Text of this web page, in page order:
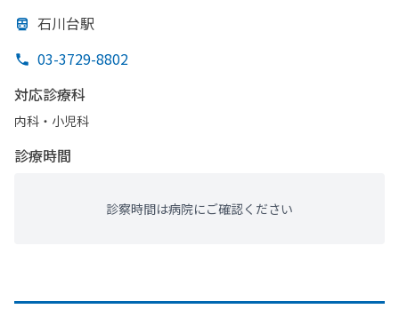
石川台駅
03-3729-8802
対応診療科
内科・​小児科
診療時間
診察時間は病院にご確認ください